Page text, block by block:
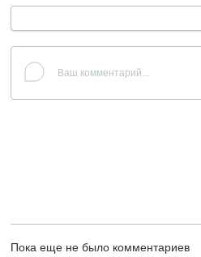
Пока еще не было комментариев